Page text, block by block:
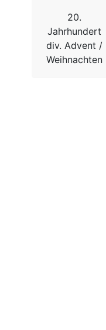
20.
Jahrhundert
div. Advent /
Weihnachten